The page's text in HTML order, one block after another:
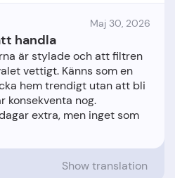
Maj 30, 2026
handla
är stylade och att filtren
vettigt. Känns som en
hem trendigt utan att bli
konsekventa nog.
extra, men inget som
Show translation